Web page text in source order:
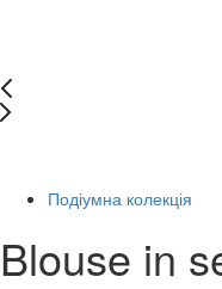
Подіумна колекція
Blouse in